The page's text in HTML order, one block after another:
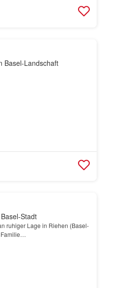
Basel-Landschaft
Stadt
ruhiger Lage in Riehen (Basel-
Familie…